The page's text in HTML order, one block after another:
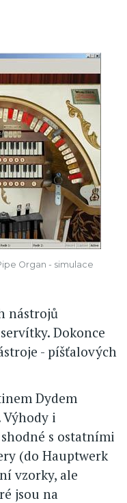
Organ - simulace
nástrojů
Dokonce
- píšťalových
Dydem
i
s ostatními
(do Hauptwerk
vzorky, ale
jsou na